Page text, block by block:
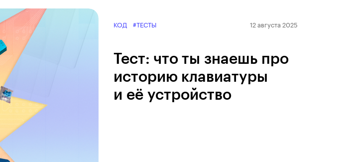
КОД #ТЕСТЫ 12 августа 2025
Тест: что ты знаешь про
историю клавиатуры
и её устройство